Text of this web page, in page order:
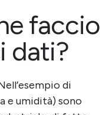
faccio
dati?
di
e umidità) sono